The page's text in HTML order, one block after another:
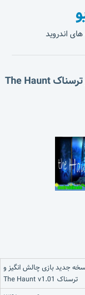
های اندروید
نسخه جدید بازی چالش انگیز و ترسناک The Haunt
جدید بازی چالش انگیز و
ترسناک The Haunt v1.01